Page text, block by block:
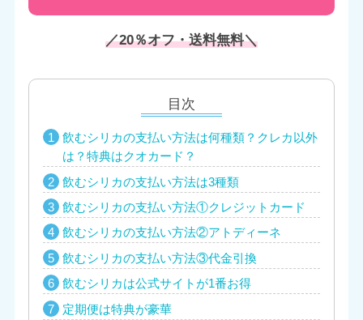
／20％オフ・送料無料＼
目次
飲むシリカの支払い方法は何種類？クレカ以外
は？特典はクオカード？
飲むシリカの支払い方法は3種類
飲むシリカの支払い方法①クレジットカード
飲むシリカの支払い方法②アトディーネ
飲むシリカの支払い方法③代金引換
飲むシリカは公式サイトが1番お得
定期便は特典が豪華